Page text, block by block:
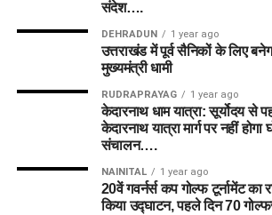
संदेश….
DEHRADUN 1 year ago
उत्तराखंड में पूर्व सैनिकों के लिए
मुख्यमंत्री धामी
RUDRAPRAYAG 1 year ago
केदारनाथ धाम यात्रा: सूर्योदय से
केदारनाथ यात्रा मार्ग पर नहीं
संचालन….
NAINITAL 1 year ago
20वें गवर्नर्स कप गोल्फ टूर्नामेंट का
किया उद्घाटन, पहले दिन 70